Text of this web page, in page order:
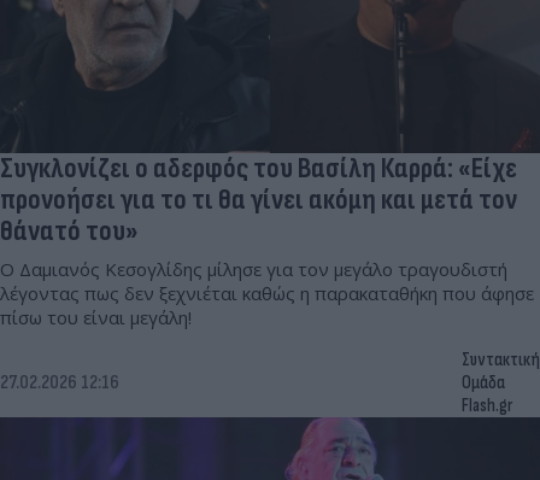
Συγκλονίζει ο αδερφός του Βασίλη Καρρά: «Είχε
προνοήσει για το τι θα γίνει ακόμη και μετά τον
θάνατό του»
Ο Δαμιανός Κεσογλίδης μίλησε για τον μεγάλο τραγουδιστή
λέγοντας πως δεν ξεχνιέται καθώς η παρακαταθήκη που άφησε
πίσω του είναι μεγάλη!
27.02.2026 12:16
Συντακτική
Ομάδα
Flash.gr